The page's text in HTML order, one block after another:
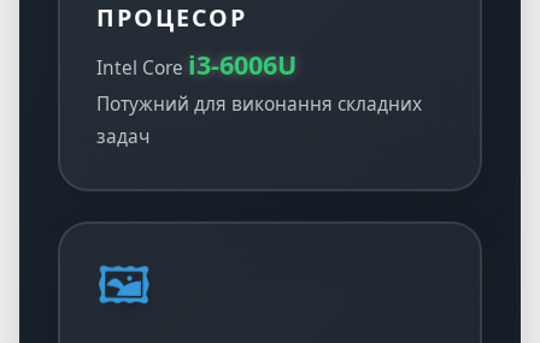
ПРОЦЕСОР
Intel Core i3-6006U
Потужний для виконання складних
задач
🖼️